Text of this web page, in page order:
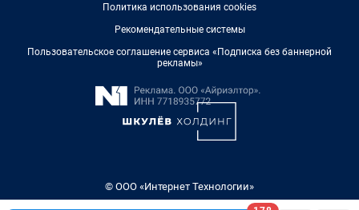
Политика использования cookies
Рекомендательные системы
Пользовательское соглашение сервиса «Подписка без баннерной
рекламы»
© ООО «Интернет Технологии»